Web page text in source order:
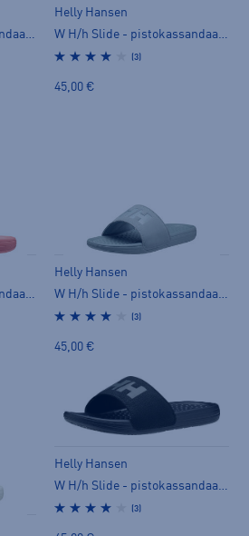
W H/h Slide - pistokassandaalit
Helly Hansen
W H/h Slide - pistokassandaalit
(3)
45,00 €
W H/h Slide - pistokassandaalit
Helly Hansen
W H/h Slide - pistokassandaalit
(3)
45,00 €
Helly Hansen
W H/h Slide - pistokassandaalit
(3)